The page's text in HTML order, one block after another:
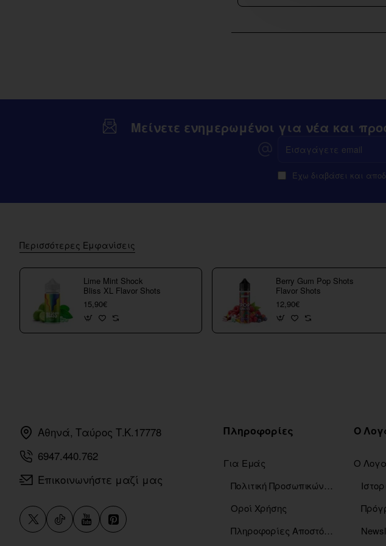
120ml
Μείνετε ενημερωμένοι για νέα και
email
Έχω διαβάσει και
Περισσότερες Εμφανίσεις
Lime Mint Shock
Bliss XL Flavor Shots
15,90€
Berry Gum Pop Shots
Flavor Shots
12,90€
Αθηνά, Ταύρος Τ.Κ.17778
6947.440.762
Επικοινωνήστε μαζί μας
Πληροφορίες
Για Εμάς
Πολιτική Προσωπικών Δεδομένων
Οροί Χρήσης
Πληροφορίες Αποστόλης
Ο
Ο